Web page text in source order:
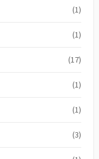
(1)
(1)
(17)
(1)
(1)
(3)